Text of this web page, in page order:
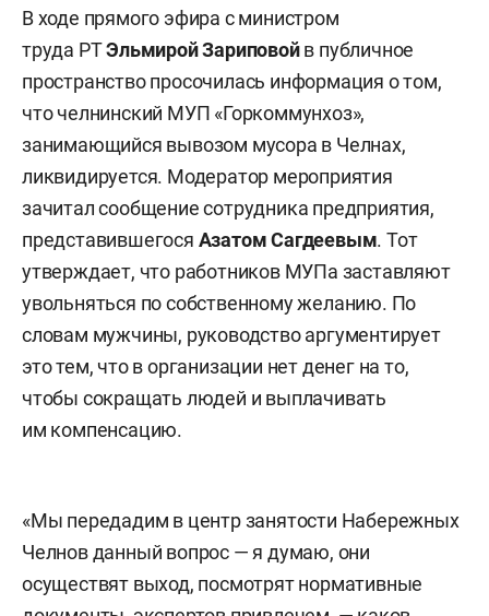
В ходе прямого эфира с министром
труда РТЭльмирой Зариповойв публичное
пространство просочилась информация о том,
что челнинский МУП «Горкоммунхоз»,
занимающийся вывозом мусора в Челнах,
ликвидируется. Модератор мероприятия
зачитал сообщение сотрудника предприятия,
представившегося Азатом Сагдеевым. Тот
утверждает, что работников МУПа заставляют
увольняться по собственному желанию. По
словам мужчины, руководство аргументирует
это тем, что в организации нет денег на то,
чтобы сокращать людей и выплачивать
им компенсацию.
«Мы передадим в центр занятости Набережных
Челнов данный вопрос — я думаю, они
осуществят выход, посмотрят нормативные